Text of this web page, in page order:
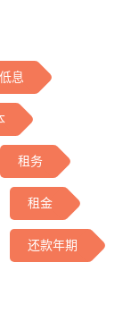
低息
租务
租金
还款年期